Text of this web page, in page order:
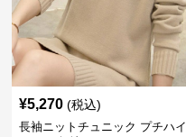
¥5,270 (税込)
長袖ニットチュニック プチハイ